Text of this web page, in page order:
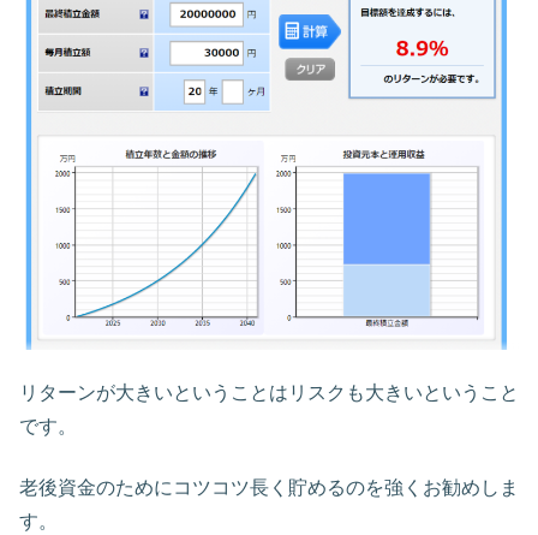
リターンが大きいということはリスクも大きいということ
です。
老後資金のためにコツコツ長く貯めるのを強くお勧めしま
す。